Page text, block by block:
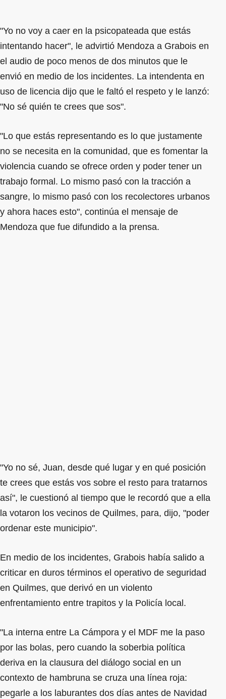
"Yo no voy a caer en la psicopateada que estás
intentando hacer", le advirtió Mendoza a Grabois en
el audio de poco menos de dos minutos que le
envió en medio de los incidentes. La intendenta en
uso de licencia dijo que le faltó el respeto y le lanzó:
"No sé quién te crees que sos".
"Lo que estás representando es lo que justamente
no se necesita en la comunidad, que es fomentar la
violencia cuando se ofrece orden y poder tener un
trabajo formal. Lo mismo pasó con la tracción a
sangre, lo mismo pasó con los recolectores urbanos
y ahora haces esto", continúa el mensaje de
Mendoza que fue difundido a la prensa.
"Yo no sé, Juan, desde qué lugar y en qué posición
te crees que estás vos sobre el resto para tratarnos
así", le cuestionó al tiempo que le recordó que a ella
la votaron los vecinos de Quilmes, para, dijo, "poder
ordenar este municipio".
En medio de los incidentes, Grabois había salido a
criticar en duros términos el operativo de seguridad
en Quilmes, que derivó en un violento
enfrentamiento entre trapitos y la Policía local.
"La interna entre La Cámpora y el MDF me la paso
por las bolas, pero cuando la soberbia política
deriva en la clausura del diálogo social en un
contexto de hambruna se cruza una línea roja:
pegarle a los laburantes dos días antes de Navidad